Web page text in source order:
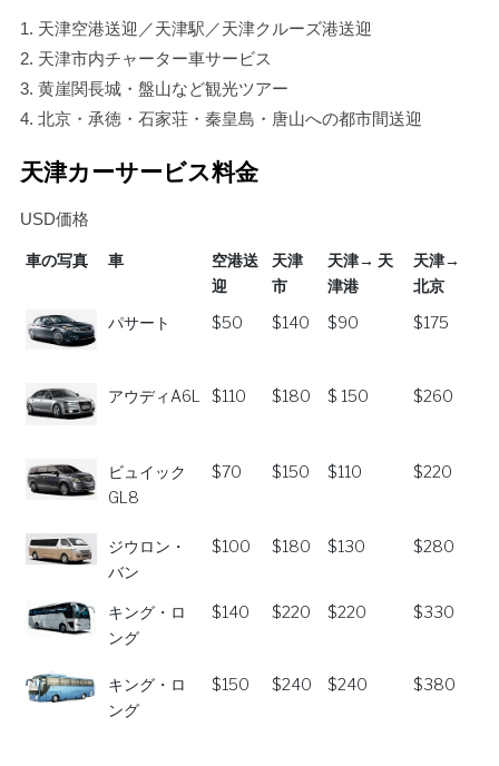
1. 天津空港送迎／天津駅／天津クルーズ港送迎
2. 天津市内チャーター車サービス
3. 黄崖関長城・盤山など観光ツアー
4. 北京・承徳・石家荘・秦皇島・唐山への都市間送迎
天津カーサービス料金
USD価格
車の写真 車
空港送
迎
天津
市
天津→ 天
津港
天津→
北京
車の写真
車
空港送
天津
天津→ 天
天津→
パサート $50 $140 $90 $175
アウディA6L $110 $180 $ 150 $260
ビュイック
GL8
$70 $150 $110 $220
ジウロン・
バン
$100 $180 $130 $280
キング・ロ
ング
$140 $220 $220 $330
キング・ロ
ング
$150 $240 $240 $380